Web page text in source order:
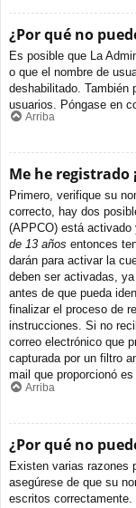
¿Por qué no
Es posible que La
o que el nombre de
deshabilitado. También
usuarios. Póngase en
Arriba
Me he registrado
Primero, verifique su
correcto, hay dos
(APPCO) está
de 13 años entonces
darán para activar la
deben ser activadas,
antes de que pueda
finalizar el proceso de
instrucciones. Si no
correo electrónico que
capturada por un filtro
mail que proporcionó
Arriba
¿Por qué no
Existen varias razones
asegúrese de que su
escritos